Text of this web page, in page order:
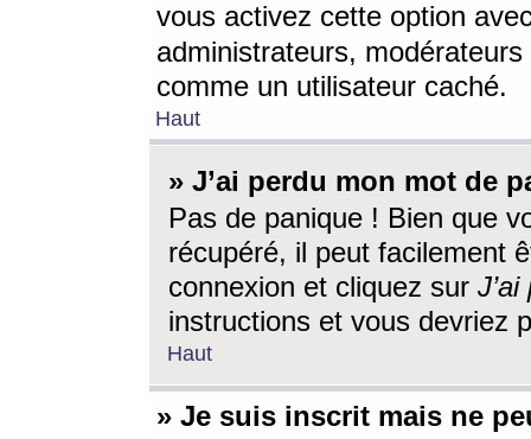
vous activez cette option
administrateurs,
comme un utilisateur caché.
Haut
» J’ai perdu mon mot de
Pas de panique ! Bien que
récupéré, il peut facilement
connexion et cliquez sur
instructions et vous devriez
Haut
» Je suis inscrit mais ne